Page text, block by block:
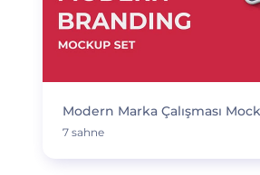
Modern Marka Çalışması
7 sahne